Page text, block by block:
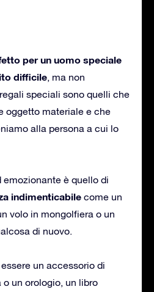
per un uomo speciale
difficile, ma non
speciali sono quelli che
oggetto materiale e che
alla persona a cui lo
emozionante è quello di
indimenticabile come un
volo in mongolfiera o un
di nuovo.
un accessorio di
un orologio, un libro